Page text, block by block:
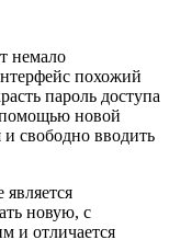
немало
похожий
пароль доступа
новой
свободно вводить
новую, с
и отличается